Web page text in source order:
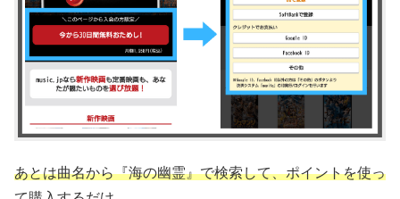
あとは曲名から『海の幽霊』で検索して、ポイントを使っ